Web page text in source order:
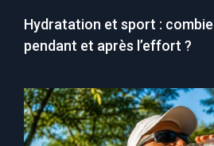
Hydratation et sport :
pendant et après l’effort ?